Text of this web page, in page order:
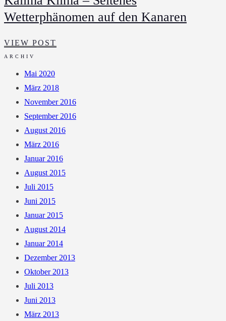
Wetterphänomen auf den Kanaren
VIEW POST
SELTENES
WETTERPHÄNOMEN
AUF
DEN
KANAREN
ARCHIV
Mai 2020
März 2018
November 2016
September 2016
August 2016
März 2016
Januar 2016
August 2015
Juli 2015
Juni 2015
Januar 2015
August 2014
Januar 2014
Dezember 2013
Oktober 2013
Juli 2013
Juni 2013
März 2013